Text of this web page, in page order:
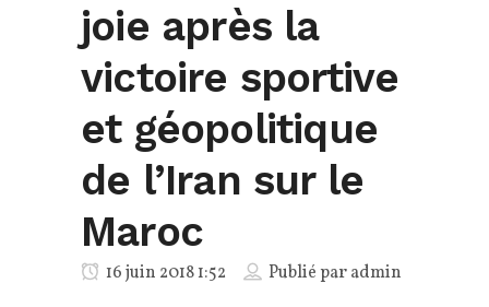
joie après la
victoire sportive
et géopolitique
de l’Iran sur le
Maroc
16 juin 2018 1:52 Publié paradmin